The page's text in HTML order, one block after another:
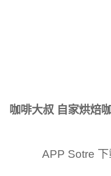
咖啡大叔 自家烘焙
APP Sotre 下